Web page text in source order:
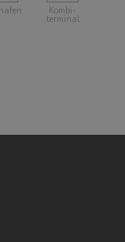
Kombi­
terminal